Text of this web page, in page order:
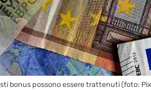
bonus possono essere trattenuti (foto: